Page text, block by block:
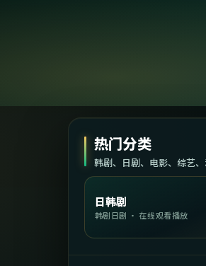
热门分类
韩剧、日剧、电影、综艺
日韩剧
韩剧日剧 · 在线观看播放